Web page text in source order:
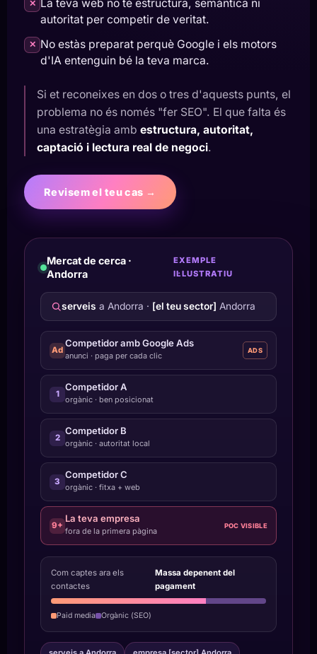
✕
La teva web no té estructura, semàntica ni
autoritat per competir de veritat.
✕ No estàs preparat perquè Google i els motors
d'IA entenguin bé la teva marca.
Si et reconeixes en dos o tres d'aquests punts, el
problema no és només "fer SEO". El que falta és
una estratègia amb estructura, autoritat,
captació i lectura real de negoci.
Revisem el teu cas →
Mercat de cerca ·
Andorra
EXEMPLE
IL·LUSTRATIU
serveis a Andorra · [el teu sector] Andorra
Ad
Competidor amb Google Ads
anunci · paga per cada clic
ADS
1
Competidor A
orgànic · ben posicionat
2
Competidor B
orgànic · autoritat local
3
Competidor C
orgànic · fitxa + web
9+
La teva empresa
fora de la primera pàgina
POC VISIBLE
Com captes ara els
contactes
Massa depenent del
pagament
Paid media Orgànic (SEO)